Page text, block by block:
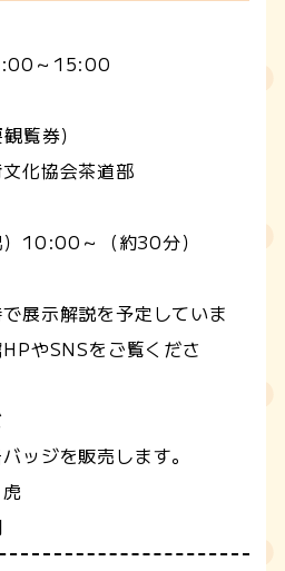
～15:00
覧券）
化協会茶道部
10:00～（約30分）
展示解説を予定していま
やSNSをご覧くださ
ッジを販売します。